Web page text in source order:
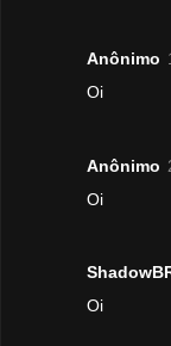
Anônimo
Oi
Anônimo
Oi
Oi